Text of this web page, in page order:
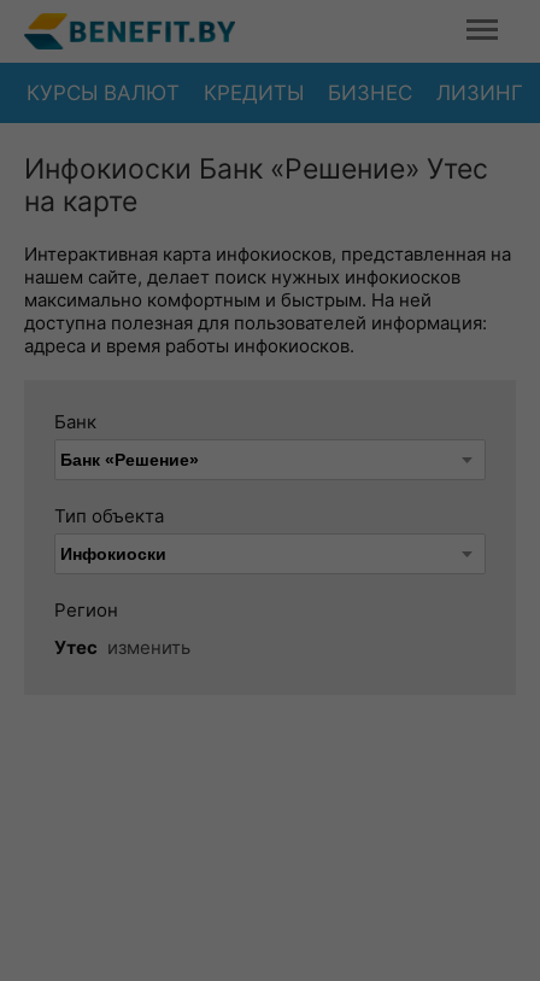
КУРСЫ ВАЛЮТ КРЕДИТЫ БИЗНЕС ЛИЗИНГ
Инфокиоски Банк «Решение» Утес
на карте
Интерактивная карта инфокиосков, представленная на
нашем сайте, делает поиск нужных инфокиосков
максимально комфортным и быстрым. На ней
доступна полезная для пользователей информация:
адреса и время работы инфокиосков.
Банк
Тип объекта
Регион
Утес изменить